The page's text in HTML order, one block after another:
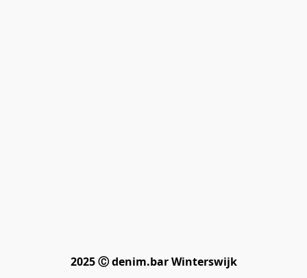
2025 Ⓒ denim.bar Winterswijk